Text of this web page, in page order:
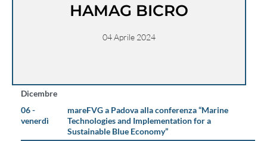
HAMAG BICRO
04 Aprile 2024
Dicembre
06 -
venerdì
mareFVG a Padova alla conferenza “Marine
Technologies and Implementation for a
Sustainable Blue Economy”